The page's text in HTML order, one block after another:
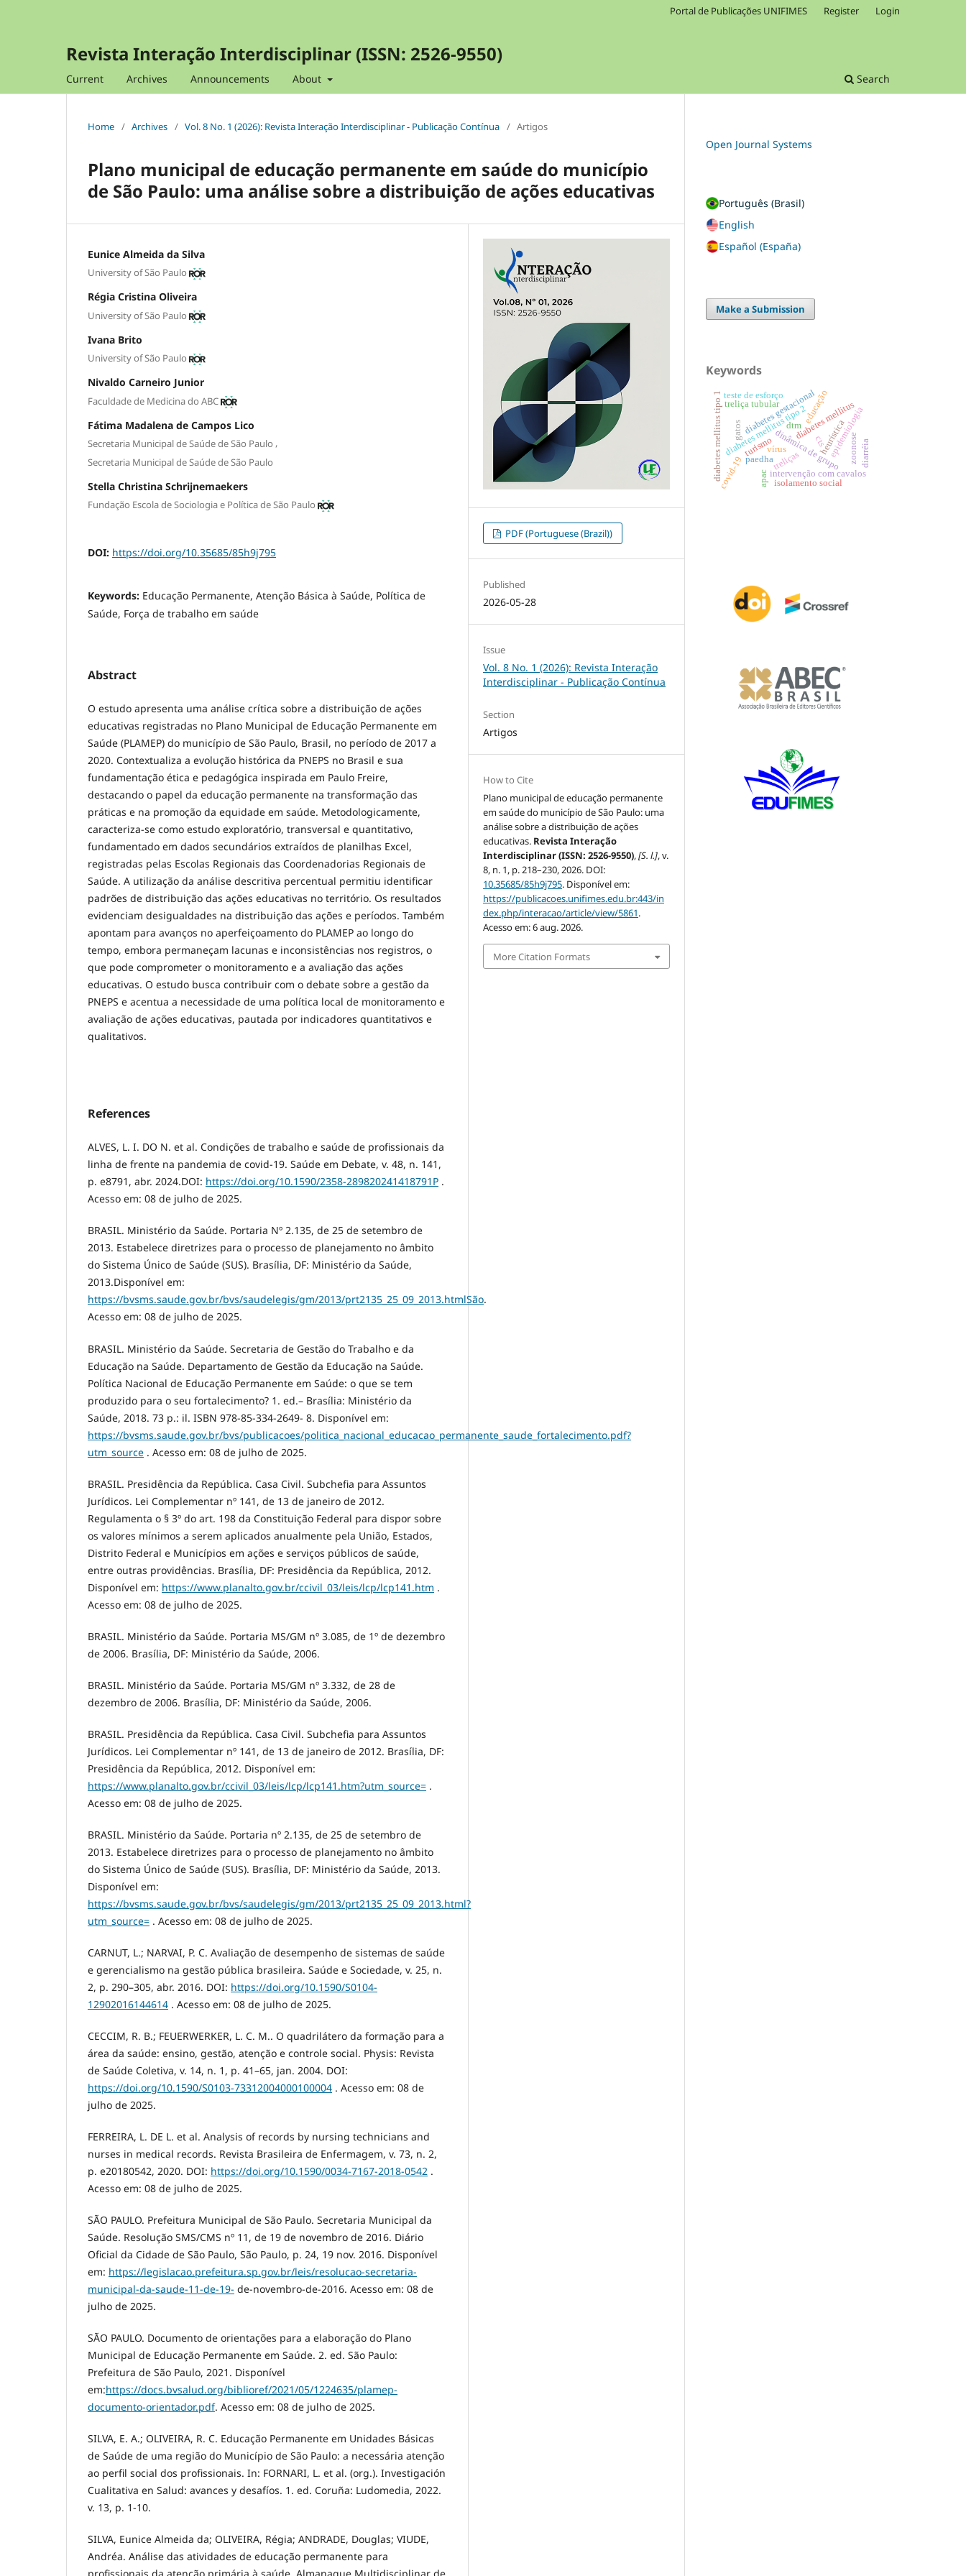
Revista Interação Interdisciplinar (ISSN: 2526-9550)
Current Archives Announcements About Search
Portal de Publicações UNIFIMES Register Login
Home / Archives / Vol. 8 No. 1 (2026): Revista Interação Interdisciplinar - Publicação Contínua / Artigos
Plano municipal de educação permanente em saúde do município
de São Paulo: uma análise sobre a distribuição de ações educativas
Eunice Almeida da Silva
University of São Paulo
Régia Cristina Oliveira
University of São Paulo
Ivana Brito
University of São Paulo
Nivaldo Carneiro Junior
Faculdade de Medicina do ABC
Fátima Madalena de Campos Lico
Secretaria Municipal de Saúde de São Paulo ,
Secretaria Municipal de Saúde de São Paulo
Stella Christina Schrijnemaekers
Fundação Escola de Sociologia e Política de São Paulo
DOI: https://doi.org/10.35685/85h9j795
Keywords: Educação Permanente, Atenção Básica à Saúde, Política de
Saúde, Força de trabalho em saúde
Abstract
O estudo apresenta uma análise crítica sobre a distribuição de ações
educativas registradas no Plano Municipal de Educação Permanente em
Saúde (PLAMEP) do município de São Paulo, Brasil, no período de 2017 a
2020. Contextualiza a evolução histórica da PNEPS no Brasil e sua
fundamentação ética e pedagógica inspirada em Paulo Freire,
destacando o papel da educação permanente na transformação das
práticas e na promoção da equidade em saúde. Metodologicamente,
caracteriza-se como estudo exploratório, transversal e quantitativo,
fundamentado em dados secundários extraídos de planilhas Excel,
registradas pelas Escolas Regionais das Coordenadorias Regionais de
Saúde. A utilização da análise descritiva percentual permitiu identificar
padrões de distribuição das ações educativas no território. Os resultados
evidenciam desigualdades na distribuição das ações e períodos. Também
apontam para avanços no aperfeiçoamento do PLAMEP ao longo do
tempo, embora permaneçam lacunas e inconsistências nos registros, o
que pode comprometer o monitoramento e a avaliação das ações
educativas. O estudo busca contribuir com o debate sobre a gestão da
PNEPS e acentua a necessidade de uma política local de monitoramento e
avaliação de ações educativas, pautada por indicadores quantitativos e
qualitativos.
References
ALVES, L. I. DO N. et al. Condições de trabalho e saúde de profissionais da
linha de frente na pandemia de covid-19. Saúde em Debate, v. 48, n. 141,
p. e8791, abr. 2024.DOI: https://doi.org/10.1590/2358-289820241418791P .
Acesso em: 08 de julho de 2025.
BRASIL. Ministério da Saúde. Portaria Nº 2.135, de 25 de setembro de
2013. Estabelece diretrizes para o processo de planejamento no âmbito
do Sistema Único de Saúde (SUS). Brasília, DF: Ministério da Saúde,
2013.Disponível em:
https://bvsms.saude.gov.br/bvs/saudelegis/gm/2013/prt2135_25_09_2013.htmlSão.
Acesso em: 08 de julho de 2025.
BRASIL. Ministério da Saúde. Secretaria de Gestão do Trabalho e da
Educação na Saúde. Departamento de Gestão da Educação na Saúde.
Política Nacional de Educação Permanente em Saúde: o que se tem
produzido para o seu fortalecimento? 1. ed.– Brasília: Ministério da
Saúde, 2018. 73 p.: il. ISBN 978-85-334-2649- 8. Disponível em:
https://bvsms.saude.gov.br/bvs/publicacoes/politica_nacional_educacao_permanente_saude_fortalecimento.pdf?
utm_source . Acesso em: 08 de julho de 2025.
BRASIL. Presidência da República. Casa Civil. Subchefia para Assuntos
Jurídicos. Lei Complementar nº 141, de 13 de janeiro de 2012.
Regulamenta o § 3º do art. 198 da Constituição Federal para dispor sobre
os valores mínimos a serem aplicados anualmente pela União, Estados,
Distrito Federal e Municípios em ações e serviços públicos de saúde,
entre outras providências. Brasília, DF: Presidência da República, 2012.
Disponível em: https://www.planalto.gov.br/ccivil_03/leis/lcp/lcp141.htm .
Acesso em: 08 de julho de 2025.
BRASIL. Ministério da Saúde. Portaria MS/GM nº 3.085, de 1º de dezembro
de 2006. Brasília, DF: Ministério da Saúde, 2006.
BRASIL. Ministério da Saúde. Portaria MS/GM nº 3.332, de 28 de
dezembro de 2006. Brasília, DF: Ministério da Saúde, 2006.
BRASIL. Presidência da República. Casa Civil. Subchefia para Assuntos
Jurídicos. Lei Complementar nº 141, de 13 de janeiro de 2012. Brasília, DF:
Presidência da República, 2012. Disponível em:
https://www.planalto.gov.br/ccivil_03/leis/lcp/lcp141.htm?utm_source= .
Acesso em: 08 de julho de 2025.
BRASIL. Ministério da Saúde. Portaria nº 2.135, de 25 de setembro de
2013. Estabelece diretrizes para o processo de planejamento no âmbito
do Sistema Único de Saúde (SUS). Brasília, DF: Ministério da Saúde, 2013.
Disponível em:
https://bvsms.saude.gov.br/bvs/saudelegis/gm/2013/prt2135_25_09_2013.html?
utm_source= . Acesso em: 08 de julho de 2025.
CARNUT, L.; NARVAI, P. C. Avaliação de desempenho de sistemas de saúde
e gerencialismo na gestão pública brasileira. Saúde e Sociedade, v. 25, n.
2, p. 290–305, abr. 2016. DOI: https://doi.org/10.1590/S0104-
12902016144614 . Acesso em: 08 de julho de 2025.
CECCIM, R. B.; FEUERWERKER, L. C. M.. O quadrilátero da formação para a
área da saúde: ensino, gestão, atenção e controle social. Physis: Revista
de Saúde Coletiva, v. 14, n. 1, p. 41–65, jan. 2004. DOI:
https://doi.org/10.1590/S0103-73312004000100004 . Acesso em: 08 de
julho de 2025.
FERREIRA, L. DE L. et al. Analysis of records by nursing technicians and
nurses in medical records. Revista Brasileira de Enfermagem, v. 73, n. 2,
p. e20180542, 2020. DOI: https://doi.org/10.1590/0034-7167-2018-0542 .
Acesso em: 08 de julho de 2025.
SÃO PAULO. Prefeitura Municipal de São Paulo. Secretaria Municipal da
Saúde. Resolução SMS/CMS nº 11, de 19 de novembro de 2016. Diário
Oficial da Cidade de São Paulo, São Paulo, p. 24, 19 nov. 2016. Disponível
em: https://legislacao.prefeitura.sp.gov.br/leis/resolucao-secretaria-
municipal-da-saude-11-de-19- de-novembro-de-2016. Acesso em: 08 de
julho de 2025.
SÃO PAULO. Documento de orientações para a elaboração do Plano
Municipal de Educação Permanente em Saúde. 2. ed. São Paulo:
Prefeitura de São Paulo, 2021. Disponível
em:https://docs.bvsalud.org/biblioref/2021/05/1224635/plamep-
documento-orientador.pdf. Acesso em: 08 de julho de 2025.
SILVA, E. A.; OLIVEIRA, R. C. Educação Permanente em Unidades Básicas
de Saúde de uma região do Município de São Paulo: a necessária atenção
ao perfil social dos profissionais. In: FORNARI, L. et al. (org.). Investigación
Cualitativa en Salud: avances y desafíos. 1. ed. Coruña: Ludomedia, 2022.
v. 13, p. 1-10.
SILVA, Eunice Almeida da; OLIVEIRA, Régia; ANDRADE, Douglas; VIUDE,
Andréa. Análise das atividades de educação permanente para
profissionais da atenção primária à saúde. Almanaque Multidisciplinar de
PDF (Portuguese (Brazil))
Published
2026-05-28
Issue
Vol. 8 No. 1 (2026): Revista Interação
Interdisciplinar - Publicação Contínua
Section
Artigos
How to Cite
Plano municipal de educação permanente
em saúde do município de São Paulo: uma
análise sobre a distribuição de ações
educativas. Revista Interação
Interdisciplinar (ISSN: 2526-9550),[S. l.], v.
8, n. 1, p. 218–230, 2026. DOI:
10.35685/85h9j795. Disponível em:
https://publicacoes.unifimes.edu.br:443/in
dex.php/interacao/article/view/5861.
Acesso em: 6 aug. 2026.
More Citation Formats
Open Journal Systems
Português (Brasil)
English
Español (España)
Make a Submission
Keywords
paedhadinâmica de grupo
intervenção com cavalos
diabetes mellitus
diabetes mellitus tipo 2
diabetes mellitus tipo 1 diabetes gestacional epidemiologia
heurística
treliças
treliça tubular educação
teste de esforço
isolamento social
covid-19
cts
turismo
apac
vírus
dtm
zoonosediarréia
gatos